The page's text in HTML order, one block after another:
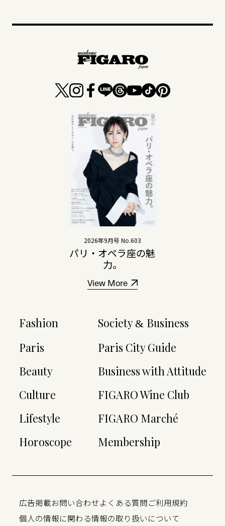
2026年9月号 No.603
パリ・オペラ座の魅
力。
View More
Fashion
Paris
Beauty
Culture
Lifestyle
Horoscope
Society& Business
Paris City Guide
Business with Attitude
FIGARO Wine Club
FIGARO Marché
Membership
広告掲載お問い合わせよくある質問ご利用規約
個人の情報に関わる情報の取り扱いについて